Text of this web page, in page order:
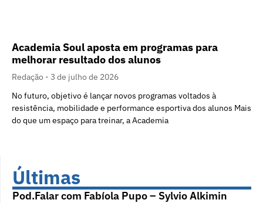
Academia Soul aposta em programas para
melhorar resultado dos alunos
Redação
3 de julho de 2026
No futuro, objetivo é lançar novos programas voltados à
resistência, mobilidade e performance esportiva dos alunos Mais
do que um espaço para treinar, a Academia
Últimas
Pod.Falar com Fabíola Pupo – Sylvio Alkimin